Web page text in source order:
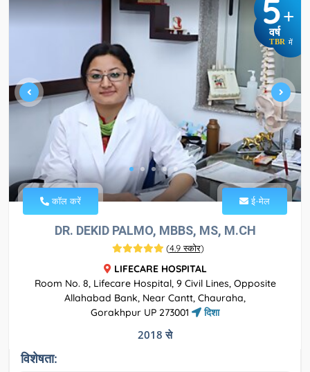
5+
वर्ष
TBR में
कॉल करें ई-मेल
DR. DEKID PALMO, MBBS, MS, M.CH
(4.9 स्कोर)
LIFECARE HOSPITAL
Room No. 8, Lifecare Hospital, 9 Civil Lines, Opposite
Allahabad Bank, Near Cantt, Chauraha,
Gorakhpur UP 273001
दिशा
2018 से
विशेषता: